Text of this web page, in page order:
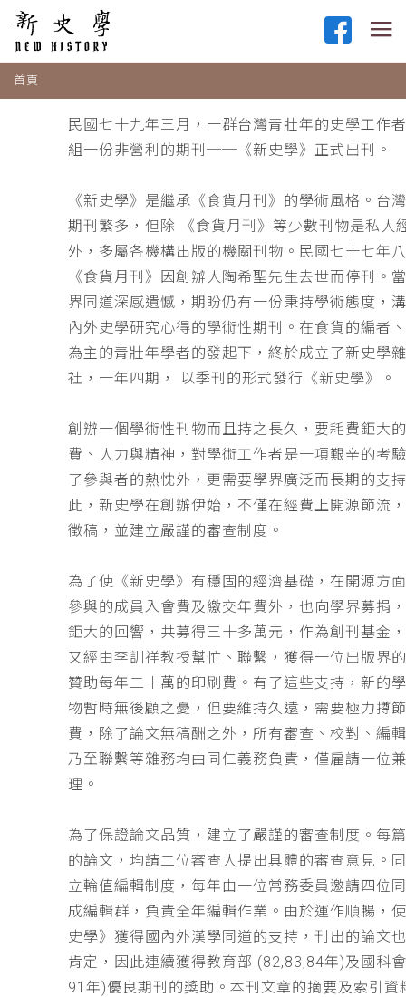
首頁
民國七十九年三月，一群台灣青壯年的史學工作
組一份非營利的期刊──《新史學》正式出刊。
《新史學》是繼承《食貨月刊》的學術風格。台
期刊繁多，但除 《食貨月刊》等少數刊物是私人
外，多屬各機構出版的機關刊物。民國七十七年
《食貨月刊》因創辦人陶希聖先生去世而停刊。
界同道深感遺憾，期盼仍有一份秉持學術態度，
內外史學研究心得的學術性期刊。在食貨的編者
為主的青壯年學者的發起下，終於成立了新史學
社，一年四期， 以季刊的形式發行《新史學》。
創辦一個學術性刊物而且持之長久，要耗費鉅大
費、人力與精神，對學術工作者是一項艱辛的考
了參與者的熱忱外，更需要學界廣泛而長期的支
此，新史學在創辦伊始，不僅在經費上開源節流
徵稿，並建立嚴謹的審查制度。
為了使《新史學》有穩固的經濟基礎，在開源方
參與的成員入會費及繳交年費外，也向學界募捐
鉅大的回響，共募得三十多萬元，作為創刊基金
又經由李訓祥教授幫忙、聯繫，獲得一位出版界
贊助每年二十萬的印刷費。有了這些支持，新的
物暫時無後顧之憂，但要維持久遠，需要極力撙
費，除了論文無稿酬之外，所有審查、校對、編
乃至聯繫等雜務均由同仁義務負責，僅雇請一位
理。
為了保證論文品質，建立了嚴謹的審查制度。每
的論文，均請二位審查人提出具體的審查意見。
立輪值編輯制度，每年由一位常務委員邀請四位
成編輯群，負責全年編輯作業。由於運作順暢，
史學》獲得國內外漢學同道的支持，刊出的論文
肯定，因此連續獲得教育部 (82,83,84年)及國科
91年)優良期刊的獎助。本刊文章的摘要及索引資